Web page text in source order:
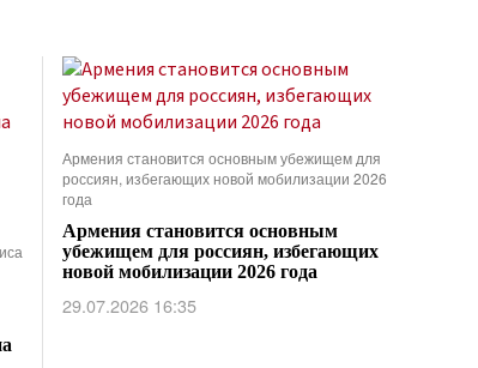
Армения становится основным убежищем для
россиян, избегающих новой мобилизации 2026
года
Армения становится основным
убежищем для россиян, избегающих
новой мобилизации 2026 года
29.07.2026 16:35